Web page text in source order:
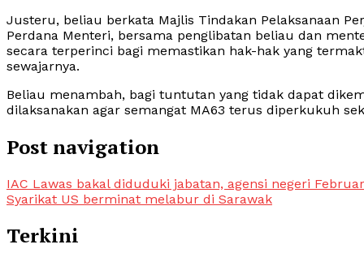
Justeru, beliau berkata Majlis Tindakan Pelaksanaan
Perdana Menteri, bersama penglibatan beliau dan
secara terperinci bagi memastikan hak-hak yang
sewajarnya.
Beliau menambah, bagi tuntutan yang tidak dapat
dilaksanakan agar semangat MA63 terus diperkukuh
Post navigation
IAC Lawas bakal diduduki jabatan, agensi negeri
Syarikat US berminat melabur di Sarawak
Terkini